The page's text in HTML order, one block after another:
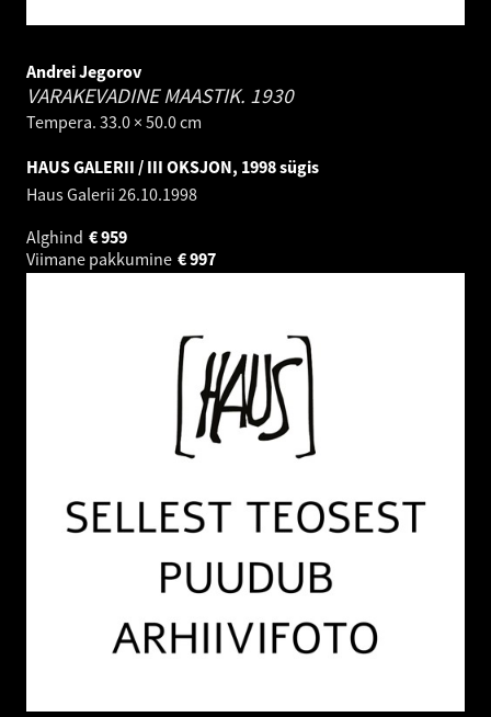
Andrei Jegorov
VARAKEVADINE MAASTIK. 1930
Tempera. 33.0 × 50.0 cm
HAUS GALERII / III OKSJON, 1998 sügis
Haus Galerii 26.10.1998
Alghind
959
€
Viimane pakkumine
997
€